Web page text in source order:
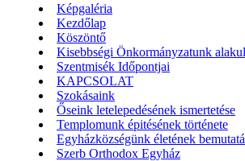
Képgaléria
Kezdőlap
Köszöntő
Kisebbségi Önkormányzatunk
Szentmisék Időpontjai
KAPCSOLAT
Szokásaink
Őseink letelepedésének ismertetése
Templomunk épitésének története
Egyházközségünk életének
Szerb Orthodox Egyház